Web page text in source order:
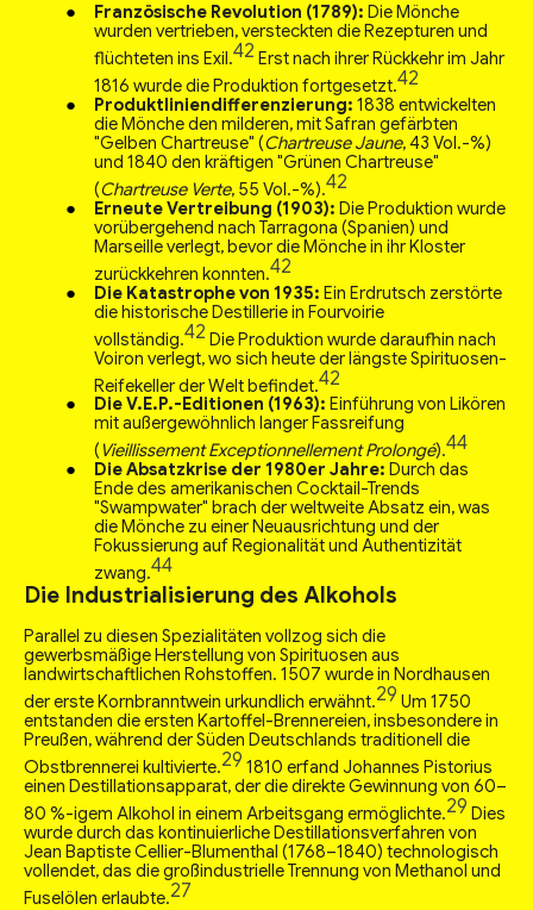
Französische Revolution (1789): Die Mönche
wurden vertrieben, versteckten die Rezepturen und
flüchteten ins Exil.42 Erst nach ihrer Rückkehr im Jahr
1816 wurde die Produktion fortgesetzt.42
Produktliniendifferenzierung: 1838 entwickelten
die Mönche den milderen, mit Safran gefärbten
"Gelben Chartreuse" (Chartreuse Jaune, 43 Vol.-%)
und 1840 den kräftigen "Grünen Chartreuse"
(Chartreuse Verte, 55 Vol.-%).42
Erneute Vertreibung (1903): Die Produktion wurde
vorübergehend nach Tarragona (Spanien) und
Marseille verlegt, bevor die Mönche in ihr Kloster
zurückkehren konnten.42
Die Katastrophe von 1935: Ein Erdrutsch zerstörte
die historische Destillerie in Fourvoirie
vollständig.42 Die Produktion wurde daraufhin nach
Voiron verlegt, wo sich heute der längste Spirituosen-
Reifekeller der Welt befindet.42
Die V.E.P.-Editionen (1963): Einführung von Likören
mit außergewöhnlich langer Fassreifung
( Vieillissement Exceptionnellement Prolongé).44
Die Absatzkrise der 1980er Jahre: Durch das
Ende des amerikanischen Cocktail-Trends
"Swampwater" brach der weltweite Absatz ein, was
die Mönche zu einer Neuausrichtung und der
Fokussierung auf Regionalität und Authentizität
zwang.44
Die Industrialisierung des Alkohols
Parallel zu diesen Spezialitäten vollzog sich die
gewerbsmäßige Herstellung von Spirituosen aus
landwirtschaftlichen Rohstoffen. 1507 wurde in Nordhausen
der erste Kornbranntwein urkundlich erwähnt.29 Um 1750
entstanden die ersten Kartoffel-Brennereien, insbesondere in
Preußen, während der Süden Deutschlands traditionell die
Obstbrennerei kultivierte.29 1810 erfand Johannes Pistorius
einen Destillationsapparat, der die direkte Gewinnung von 60–
80 %-igem Alkohol in einem Arbeitsgang ermöglichte.29 Dies
wurde durch das kontinuierliche Destillationsverfahren von
Jean Baptiste Cellier-Blumenthal (1768–1840) technologisch
vollendet, das die großindustrielle Trennung von Methanol und
Fuselölen erlaubte.27